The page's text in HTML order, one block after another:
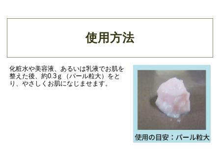
使用方法
化粧水や美容液、あるいは乳液でお肌を
整えた後、約0.3ｇ（パール粒大）をと
り、やさしくお肌になじませます。